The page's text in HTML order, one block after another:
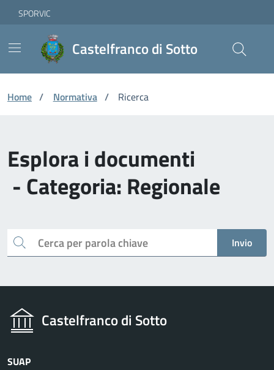
Skip to Main Content
Vai ai contenuti
Vai al footer
SPORVIC
Castelfranco di Sotto
Home / Normativa / Ricerca
Esplora i documenti
- Categoria: Regionale
Cerca Invio
Castelfranco di Sotto
SUAP